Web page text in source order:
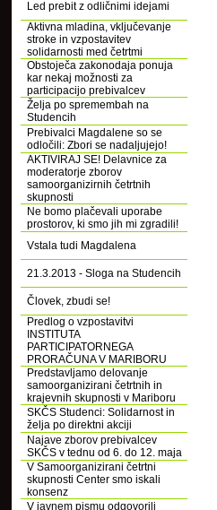
Led prebit z odličnimi idejami
Aktivna mladina, vključevanje
stroke in vzpostavitev
solidarnosti med četrtmi
Obstoječa zakonodaja ponuja
kar nekaj možnosti za
participacijo prebivalcev
Želja po spremembah na
Studencih
Prebivalci Magdalene so se
odločili: Zbori se nadaljujejo!
AKTIVIRAJ SE! Delavnice za
moderatorje zborov
samoorganizirnih četrtnih
skupnosti
Ne bomo plačevali uporabe
prostorov, ki smo jih mi zgradili!
Vstala tudi Magdalena
21.3.2013 - Sloga na Studencih
Človek, zbudi se!
Predlog o vzpostavitvi
INSTITUTA
PARTICIPATORNEGA
PRORAČUNA V MARIBORU
Predstavljamo delovanje
samoorganizirani četrtnih in
krajevnih skupnosti v Mariboru
SKČS Studenci: Solidarnost in
želja po direktni akciji
Najave zborov prebivalcev
SKČS v tednu od 6. do 12. maja
V Samoorganizirani četrtni
skupnosti Center smo iskali
konsenz
V javnem pismu odgovorili